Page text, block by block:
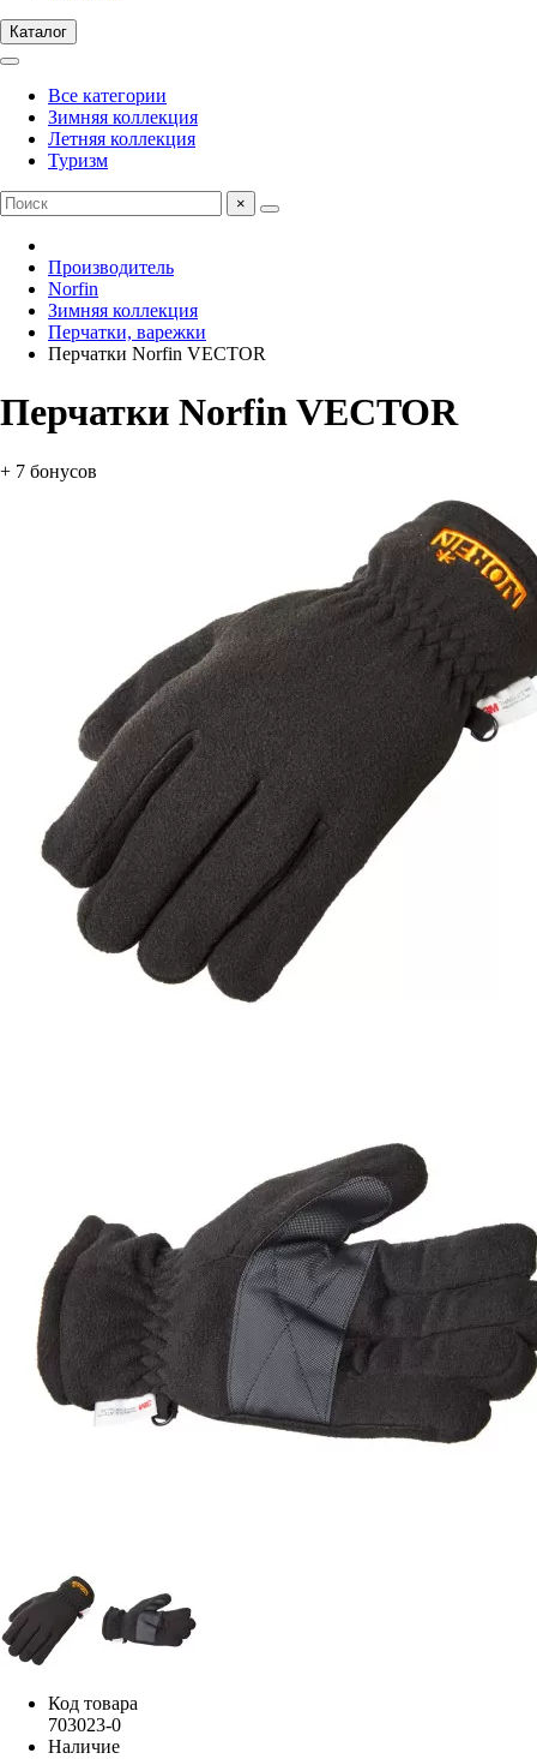
Каталог
Все категории
Зимняя коллекция
Летняя коллекция
Туризм
×
Производитель
Norfin
Зимняя коллекция
Перчатки, варежки
Перчатки Norfin VECTOR
Перчатки Norfin VECTOR
+ 7 бонусов
Код товара
703023-0
Наличие